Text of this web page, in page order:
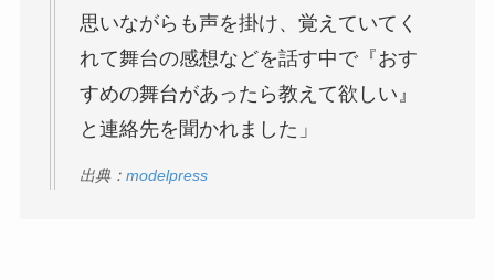
思いながらも声を掛け、覚えていてく
れて舞台の感想などを話す中で『おす
すめの舞台があったら教えて欲しい』
と連絡先を聞かれました」
出典： modelpress